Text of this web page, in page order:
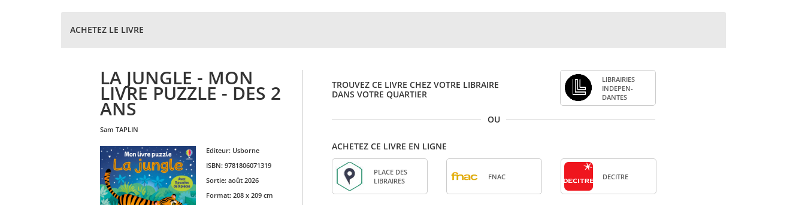
ACHETEZ LE LIVRE
LA JUNGLE - MON
LIVRE PUZZLE - DES 2
ANS
sam TAPLIN
Editeur: Usborne
ISBN: 9781806071319
Sortie: août 2026
Format: 208 x 209 cm
TROUVEZ CE LIVRE CHEZ VOTRE LIBRAIRE
DANS VOTRE QUARTIER
LIBRAI­RIES
INDE­PEN­
DANTES
OU
ACHETEZ CE LIVRE EN LIGNE
PLACE DES
LIBRAIRES
FNAC DECITRE